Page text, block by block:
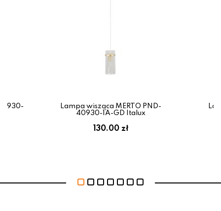
Lampa wisząca MERTO PND-
40930-1A-GD Italux
130.00 zł